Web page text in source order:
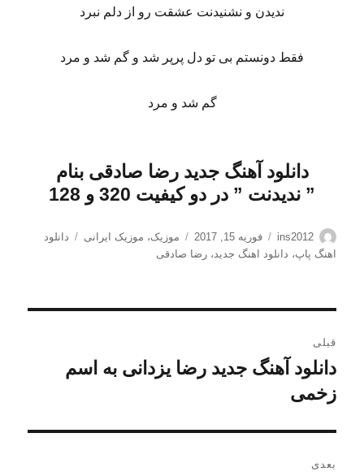
ندیدن و نشنیدنت عشقت رو از دلم نبرد
فقط دونستم بی تو دل پرپر شد و گم شد و مرد
گم شد و مرد
دانلود آهنگ جدید رضا صادقی بنام
” ندیدنت ” در دو کیفیت 320 و 128
نویسنده
ins2012
ارسال
شده
فوریه 15, 2017 دسته‌ها
موزیک، موزیک ایرانی برچسب‌ها
دانلود
اهنگ پاپ، دانلود اهنگ جدید،رضا صادقی
نوشته
قبلی
نوشته
قبلی:
دانلود آهنگ جدید رضا یزدانی به اسم
زخمی
بعدی